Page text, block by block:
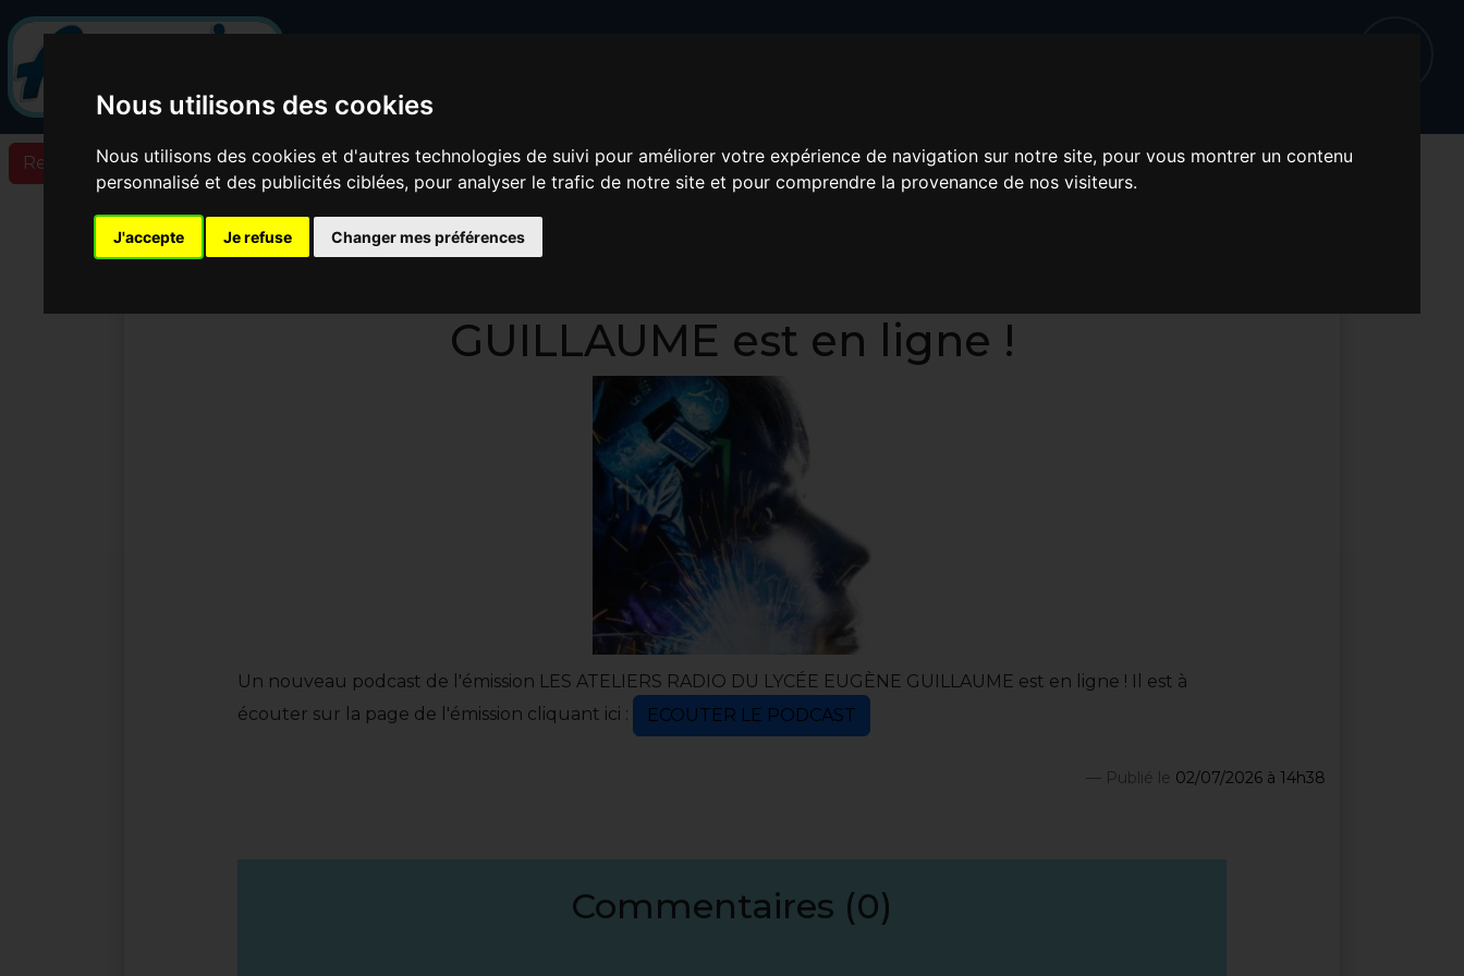
Nous utilisons des cookies
Nous utilisons des cookies et d'autres technologies de suivi pour améliorer votre expérience de navigation sur notre site, pour vous montrer un contenu
personnalisé et des publicités ciblées, pour analyser le trafic de notre site et pour comprendre la provenance de nos visiteurs.
J'accepte Je refuse Changer mes préférences
Retour à la liste des articles
Un nouveau podcast de l'émission LES
GUILLAUME est en ligne !
Un nouveau podcast de l'émission LES ATELIERS RADIO DU LYCÉE EUGÈNE GUILLAUME est en ligne ! Il est à
écouter sur la page de l'émission cliquant ici :
ECOUTER LE PODCAST
Publié le 02/07/2026 à 14h38
Commentaires (0)